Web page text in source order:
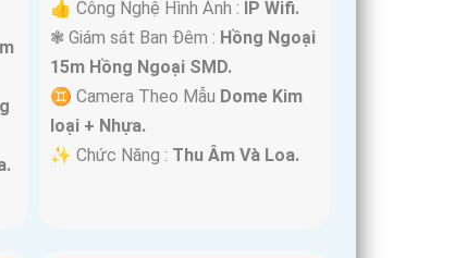
👍 Công Nghệ Hình Ảnh : IP Wifi.
❃ Giám sát Ban Đêm : Hồng Ngoại
15m Hồng Ngoại SMD.
♊ Camera Theo Mẫu Dome Kim
loại + Nhựa.
️✨ Chức Năng : Thu Âm Và Loa.